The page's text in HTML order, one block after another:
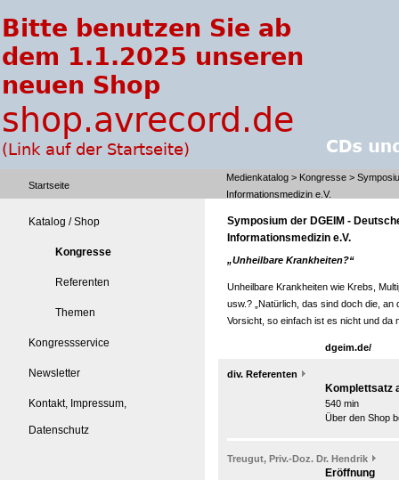
Startseite
Medienkatalog > Kongresse >
Informationsmedizin e.V.
Katalog / Shop
Kongresse
Referenten
Themen
Kongressservice
Newsletter
Kontakt, Impressum,
Datenschutz
Symposium der DGEIM -
Informationsmedizin e.V.
„Unheilbare Krankheiten?“
Unheilbare Krankheiten wie Krebs,
usw.? „Natürlich, das sind doch die,
Vorsicht, so einfach ist es nicht und
dgeim.de/
div. Referenten
Komplettsatz
540 min
Über den Shop
Treugut, Priv.-Doz. Dr. Hendrik
Eröffnung